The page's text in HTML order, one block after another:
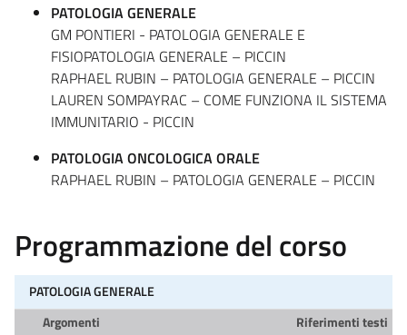
PATOLOGIA GENERALE
GM PONTIERI - PATOLOGIA GENERALE E
FISIOPATOLOGIA GENERALE – PICCIN
RAPHAEL RUBIN – PATOLOGIA GENERALE – PICCIN
LAUREN SOMPAYRAC – COME FUNZIONA IL SISTEMA
IMMUNITARIO - PICCIN
PATOLOGIA ONCOLOGICA ORALE
RAPHAEL RUBIN – PATOLOGIA GENERALE – PICCIN
Programmazione del corso
PATOLOGIA GENERALE
Argomenti
Riferimenti testi